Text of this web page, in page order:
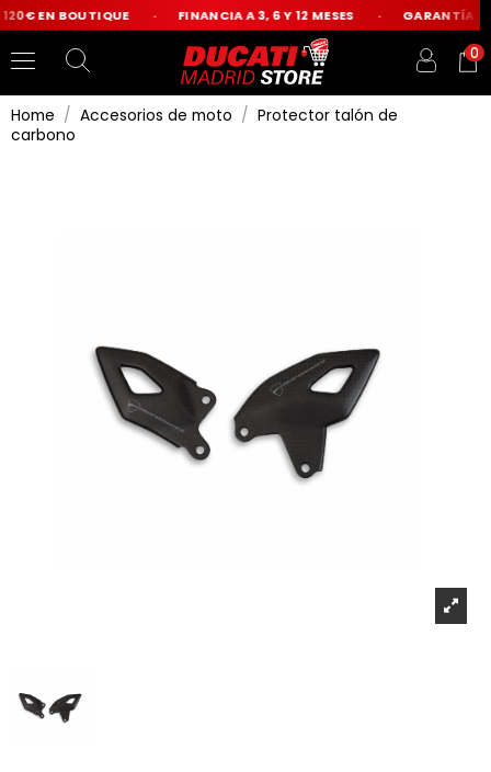
EN BOUTIQUE FINANCIA A 3, 6 Y 12 MESES GARANTÍA
0
Home Accesorios de moto
Protector talón de
carbono